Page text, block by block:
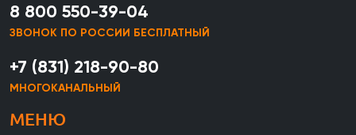
8 800 550-39-04
ЗВОНОК ПО РОССИИ БЕСПЛАТНЫЙ
+7 (831) 218-90-80
МНОГОКАНАЛЬНЫЙ
МЕНЮ